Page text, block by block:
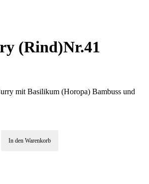
(Rind)Nr.41
mit Basilikum (Horopa) Bambuss und
In den Warenkorb